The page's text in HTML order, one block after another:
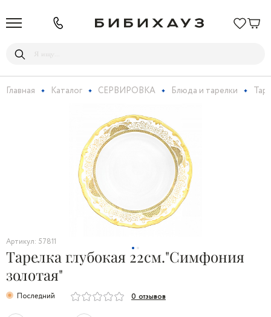
Главная Каталог СЕРВИРОВКА Блюда и тарелки
Артикул: 57811
Тарелка глубокая 22см."Симфония
золотая"
Последний 0 отзывов